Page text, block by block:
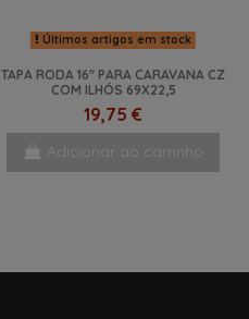
Últimos artigos em stock
TAPA RODA 16" PARA CARAVANA CZ
COM ILHÓS 69X22,5
19,75 €
Adicionar ao carrinho